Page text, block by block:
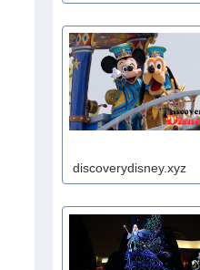
discoverydisney.xyz